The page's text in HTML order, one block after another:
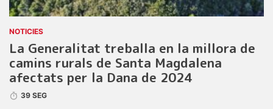
NOTICIES
La Generalitat treballa en la millora de
camins rurals de Santa Magdalena
afectats per la Dana de 2024
39 SEG